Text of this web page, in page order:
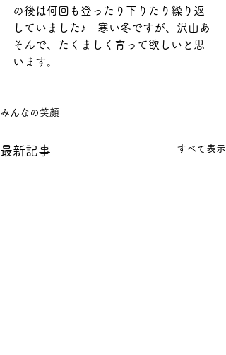
の後は何回も登ったり下りたり繰り返
していました♪　寒い冬ですが、沢山あ
そんで、たくましく育って欲しいと思
います。
みんなの笑顔
最新記事 すべて表示